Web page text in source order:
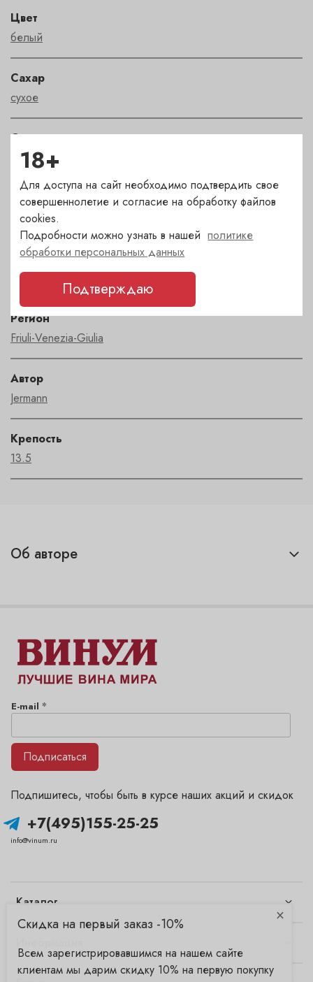
Цвет
белый
Сахар
сухое
Страна
Италия
Сорт
другие белые сорта
Рейтинг
DW 94, JS 95
Регион
Friuli-Venezia-Giulia
Автор
Jermann
Крепость
13.5
Об авторе
Каталог
+7(495)155-25-25
info@vinum.ru
Подпишитесь, чтобы быть в курсе наших акций и скидок
E-mail *
Подписаться
18+
Для доступа на сайт необходимо подтвердить свое
совершеннолетие и согласие на обработку файлов
cookies.
Подробности можно узнать в нашейполитике
обработки персональных данных
Подтверждаю
×
Скидка на первый заказ -10%
Всем зарегистрировавшимся на нашем сайте
клиентам мы дарим скидку 10% на первую покупку